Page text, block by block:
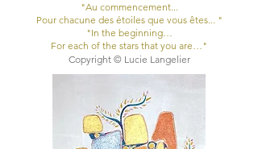
"Au commencement...
Pour chacune des étoiles que vous êtes... "​
"In the beginning…
For each of the stars that you are…"​
Copyright © Lucie Langelier